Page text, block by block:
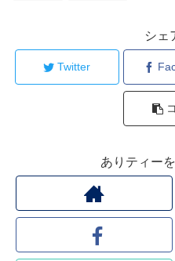
シェ
Twitter
ありティー